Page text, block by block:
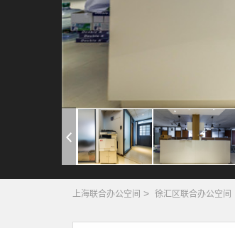
上海联合办公空间 > 徐汇区联合办公空间